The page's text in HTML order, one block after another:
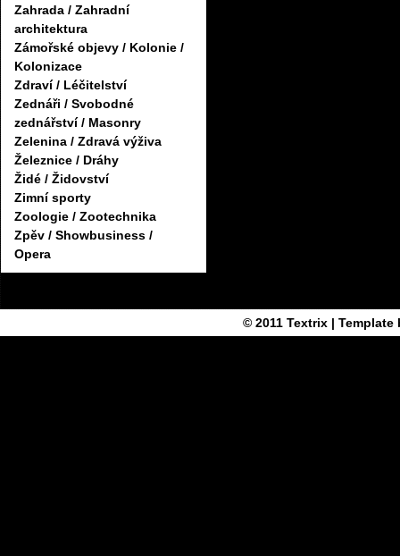
Zahrada / Zahradní
architektura
Zámořské objevy / Kolonie /
Kolonizace
Zdraví / Léčitelství
Zednáři / Svobodné
zednářství / Masonry
Zelenina / Zdravá výživa
Železnice / Dráhy
Židé / Židovství
Zimní sporty
Zoologie / Zootechnika
Zpěv / Showbusiness /
Opera
© 2011 Textrix| Template